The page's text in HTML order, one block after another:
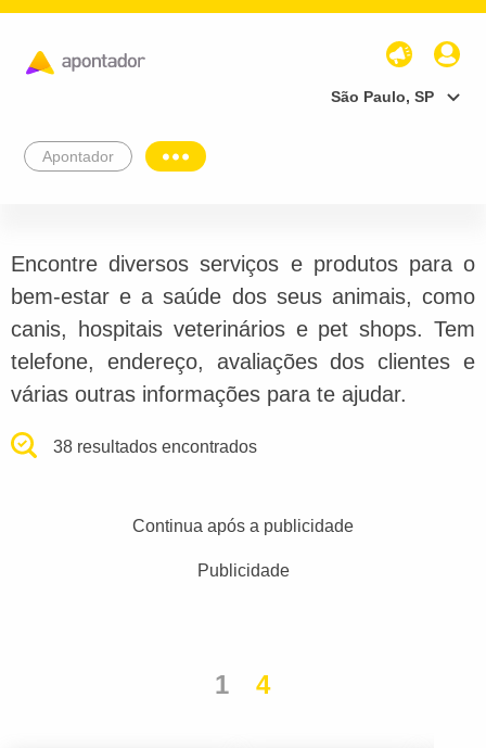
São Paulo, SP
Apontador
Encontre diversos serviços e produtos para o
bem-estar e a saúde dos seus animais, como
canis, hospitais veterinários e pet shops. Tem
telefone, endereço, avaliações dos clientes e
várias outras informações para te ajudar.
38 resultados encontrados
Continua após a publicidade
Publicidade
1 4